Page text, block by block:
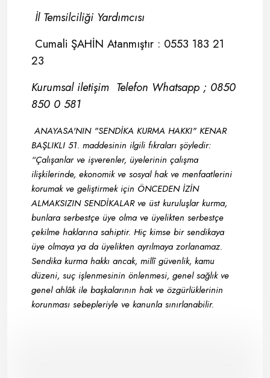
İl Temsilciliği Yardımcısı
Cumali ŞAHİN Atanmıştır : 0553 183 21
23
Kurumsal iletişim Telefon Whatsapp ; 0850
850 0 581
ANAYASA'NIN "SENDİKA KURMA HAKKI" KENAR
BAŞLIKLI 51. maddesinin ilgili fıkraları şöyledir:
“Çalışanlar ve işverenler, üyelerinin çalışma
ilişkilerinde, ekonomik ve sosyal hak ve menfaatlerini
korumak ve geliştirmek için ÖNCEDEN İZİN
ALMAKSIZIN SENDİKALAR ve üst kuruluşlar kurma,
bunlara serbestçe üye olma ve üyelikten serbestçe
çekilme haklarına sahiptir. Hiç kimse bir sendikaya
üye olmaya ya da üyelikten ayrılmaya zorlanamaz.
Sendika kurma hakkı ancak, millî güvenlik, kamu
düzeni, suç işlenmesinin önlenmesi, genel sağlık ve
genel ahlâk ile başkalarının hak ve özgürlüklerinin
korunması sebepleriyle ve kanunla sınırlanabilir.